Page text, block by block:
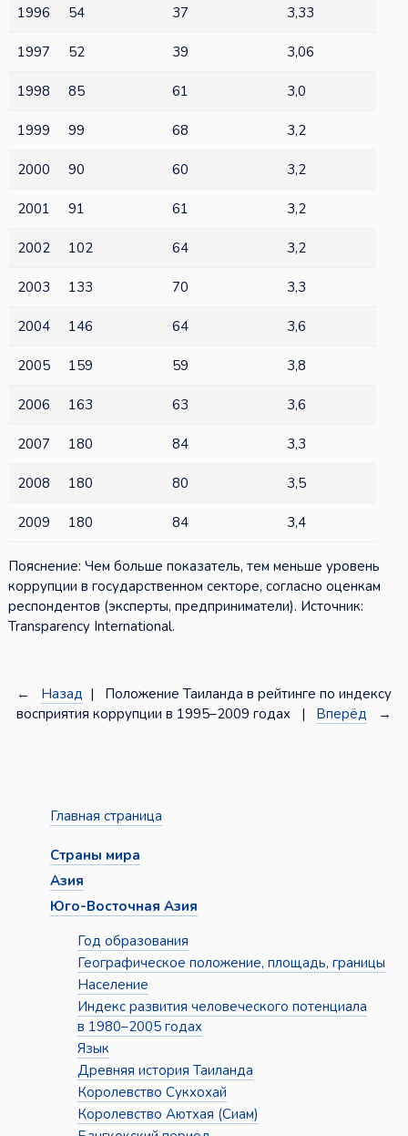
1996 54 37 3,33
1997 52 39 3,06
1998 85 61 3,0
1999 99 68 3,2
2000 90 60 3,2
2001 91 61 3,2
2002 102 64 3,2
2003 133 70 3,3
2004 146 64 3,6
2005 159 59 3,8
2006 163 63 3,6
2007 180 84 3,3
2008 180 80 3,5
2009 180 84 3,4
Пояснение: Чем больше показатель, тем меньше уровень
коррупции в государственном секторе, согласно оценкам
респондентов (эксперты, предприниматели). Источник:
Transparency International.
← Назад | Положение Таиланда в рейтинге по индексу
восприятия коррупции в 1995–2009 годах | Вперёд →
Главная страница
Страны мира
Азия
Юго-Восточная Азия
Год образования
Географическое положение, площадь, границы
Население
Индекс развития человеческого потенциала
в 1980–2005 годах
Язык
Древняя история Таиланда
Королевство Сукхохай
Королевство Аютхая (Сиам)